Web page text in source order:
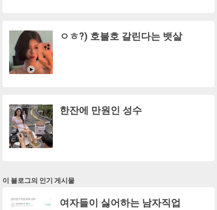
ㅇㅎ?) 호불호 갈린다는 뱃살
한잔에 만원인 성수
이 블로그의 인기 게시물
여자들이 싫어하는 남자직업